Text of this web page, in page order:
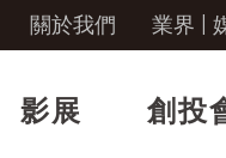
關於我們 業界 |
影展 創投